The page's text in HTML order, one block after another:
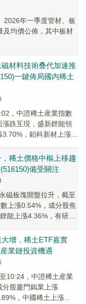
2026年一季度管材、板
及均價公佈，其中板材
材料技術叠代加速推
一鍵佈局國内稀土
，中證稀土産業指數
跌互現，盛新鋰能領
，鉑科新材上漲
稀土價格中樞上移趨
備受關注
磁板塊開盤拉升，截至
上漲0.54%，成分股焦
能上漲4.36%，有研新
增，稀土ETF嘉實
業鏈投資機遇
10:24，中證稀土産業
股廈門鎢業上漲
，中國稀土上漲